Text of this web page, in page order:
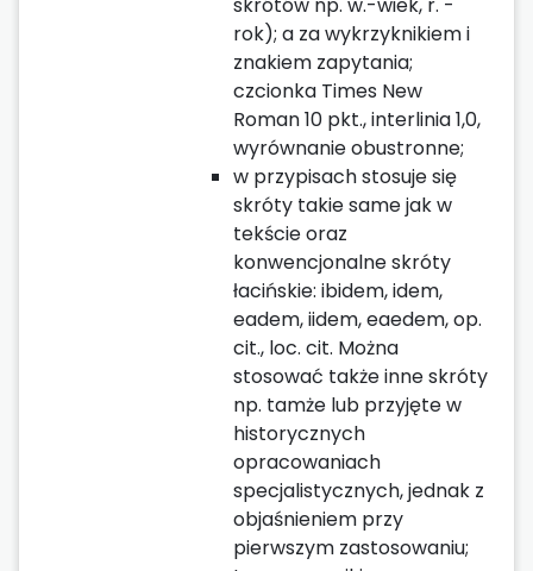
rok); a za wykrzyknikiem i
znakiem zapytania;
czcionka Times New
Roman 10 pkt., interlinia 1,0,
wyrównanie obustronne;
w przypisach stosuje się
skróty takie same jak w
tekście oraz
konwencjonalne skróty
łacińskie: ibidem, idem,
eadem, iidem, eaedem, op.
cit., loc. cit. Można
stosować także inne skróty
np. tamże lub przyjęte w
historycznych
opracowaniach
specjalistycznych, jednak z
objaśnieniem przy
pierwszym zastosowaniu;